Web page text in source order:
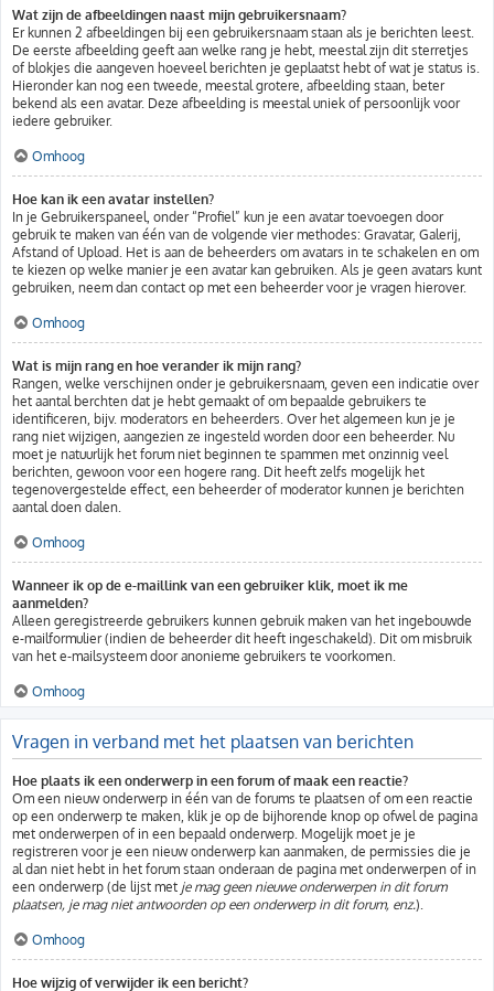
Wat zijn de afbeeldingen naast mijn gebruikersnaam?
Er kunnen 2 afbeeldingen bij een gebruikersnaam staan als je berichten leest.
De eerste afbeelding geeft aan welke rang je hebt, meestal zijn dit sterretjes
of blokjes die aangeven hoeveel berichten je geplaatst hebt of wat je status is.
Hieronder kan nog een tweede, meestal grotere, afbeelding staan, beter
bekend als een avatar. Deze afbeelding is meestal uniek of persoonlijk voor
iedere gebruiker.
Omhoog
Hoe kan ik een avatar instellen?
In je Gebruikerspaneel, onder “Profiel” kun je een avatar toevoegen door
gebruik te maken van één van de volgende vier methodes: Gravatar, Galerij,
Afstand of Upload. Het is aan de beheerders om avatars in te schakelen en om
te kiezen op welke manier je een avatar kan gebruiken. Als je geen avatars kunt
gebruiken, neem dan contact op met een beheerder voor je vragen hierover.
Omhoog
Wat is mijn rang en hoe verander ik mijn rang?
Rangen, welke verschijnen onder je gebruikersnaam, geven een indicatie over
het aantal berchten dat je hebt gemaakt of om bepaalde gebruikers te
identificeren, bijv. moderators en beheerders. Over het algemeen kun je je
rang niet wijzigen, aangezien ze ingesteld worden door een beheerder. Nu
moet je natuurlijk het forum niet beginnen te spammen met onzinnig veel
berichten, gewoon voor een hogere rang. Dit heeft zelfs mogelijk het
tegenovergestelde effect, een beheerder of moderator kunnen je berichten
aantal doen dalen.
Omhoog
Wanneer ik op de e-maillink van een gebruiker klik, moet ik me
aanmelden?
Alleen geregistreerde gebruikers kunnen gebruik maken van het ingebouwde
e-mailformulier (indien de beheerder dit heeft ingeschakeld). Dit om misbruik
van het e-mailsysteem door anonieme gebruikers te voorkomen.
Omhoog
Vragen in verband met het plaatsen van berichten
Hoe plaats ik een onderwerp in een forum of maak een reactie?
Om een nieuw onderwerp in één van de forums te plaatsen of om een reactie
op een onderwerp te maken, klik je op de bijhorende knop op ofwel de pagina
met onderwerpen of in een bepaald onderwerp. Mogelijk moet je je
registreren voor je een nieuw onderwerp kan aanmaken, de permissies die je
al dan niet hebt in het forum staan onderaan de pagina met onderwerpen of in
een onderwerp (de lijst met je mag geen nieuwe onderwerpen in dit forum
plaatsen, je mag niet antwoorden op een onderwerp in dit forum, enz.).
Omhoog
Hoe wijzig of verwijder ik een bericht?